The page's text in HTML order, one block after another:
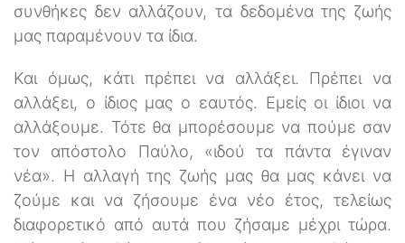
συνθήκες δεν αλλάζουν, τα δεδομένα της ζωής
μας παραμένουν τα ίδια.
Και όμως, κάτι πρέπει να αλλάξει. Πρέπει να
αλλάξει, ο ίδιος μας ο εαυτός. Εμείς οι ίδιοι να
αλλάξουμε. Τότε θα μπορέσουμε να πούμε σαν
τον απόστολο Παύλο, «ιδού τα πάντα έγιναν
νέα». Η αλλαγή της ζωής μας θα μας κάνει να
ζούμε και να ζήσουμε ένα νέο έτος, τελείως
διαφορετικό από αυτά που ζήσαμε μέχρι τώρα.